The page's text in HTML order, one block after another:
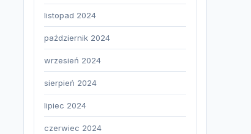
listopad 2024
październik 2024
wrzesień 2024
sierpień 2024
lipiec 2024
czerwiec 2024